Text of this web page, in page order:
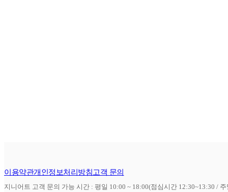
이용약관개인정보처리방침고객 문의
지니어트 고객 문의 가능 시간 : 평일 10:00 ~ 18:00(점심시간 12:30~13:30 /